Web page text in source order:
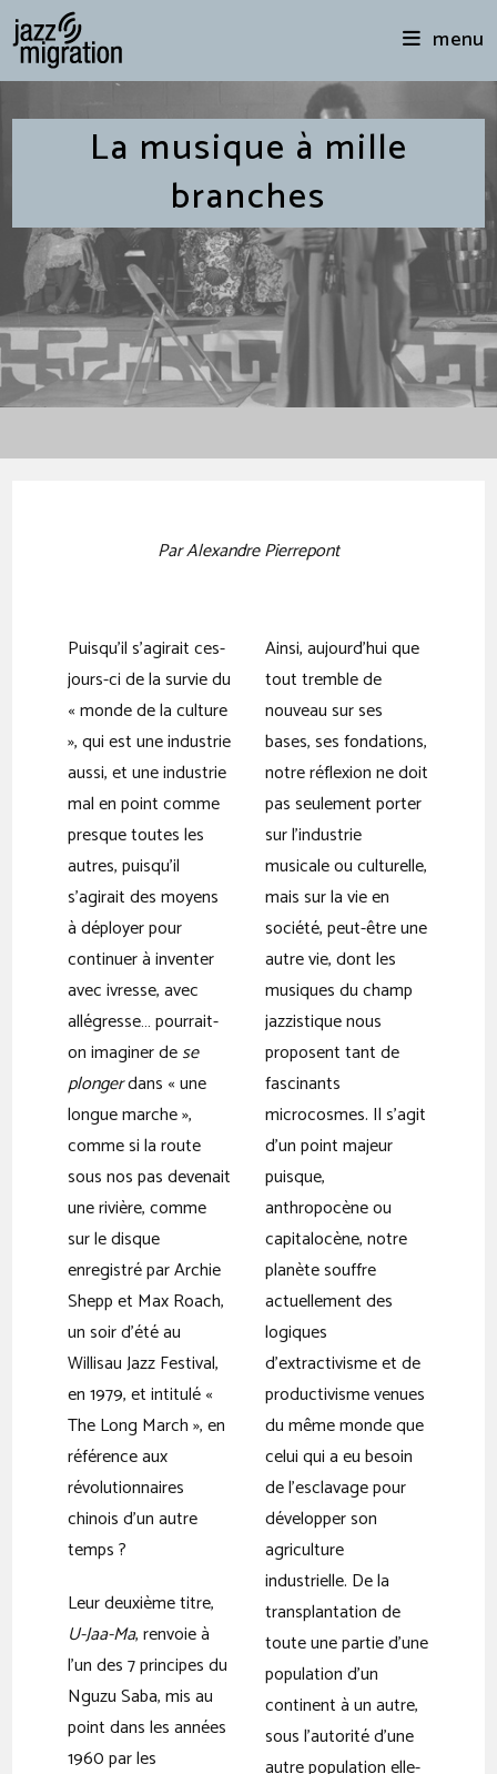
menu
La musique à mille
branches
Par Alexandre Pierrepont
Puisqu’il s’agirait ces-
jours-ci de la survie du
« monde de la culture
», qui est une industrie
aussi, et une industrie
mal en point comme
presque toutes les
autres, puisqu’il
s’agirait des moyens
à déployer pour
continuer à inventer
avec ivresse, avec
allégresse… pourrait-
on imaginer dese
plongerdans « une
longue marche »,
comme si la route
sous nos pas devenait
une rivière, comme
sur le disque
enregistré par Archie
Shepp et Max Roach,
un soir d’été au
Willisau Jazz Festival,
en 1979, et intitulé «
The Long March », en
référence aux
révolutionnaires
chinois d’un autre
temps ?
Leur deuxième titre,
U-Jaa-Ma, renvoie à
l’un des 7 principes du
Nguzu Saba, mis au
point dans les années
1960 par les
Ainsi, aujourd’hui que
tout tremble de
nouveau sur ses
bases, ses fondations,
notre réflexion ne doit
pas seulement porter
sur l’industrie
musicale ou culturelle,
mais sur la vie en
société, peut-être une
autre vie, dont les
musiques du champ
jazzistique nous
proposent tant de
fascinants
microcosmes. Il s’agit
d’un point majeur
puisque,
anthropocène ou
capitalocène, notre
planète souffre
actuellement des
logiques
d’extractivisme et de
productivisme venues
du même monde que
celui qui a eu besoin
de l’esclavage pour
développer son
agriculture
industrielle. De la
transplantation de
toute une partie d’une
population d’un
continent à un autre,
sous l’autorité d’une
autre population elle-